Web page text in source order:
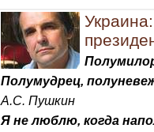
Полумудрец,
А.С. Пушкин
Я не люблю, когда